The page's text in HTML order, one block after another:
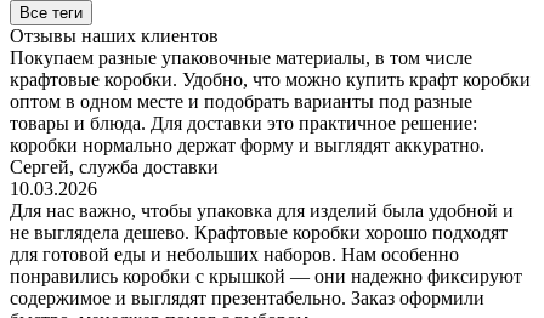
Все теги
Отзывы наших клиентов
Покупаем разные упаковочные материалы, в том числе
крафтовые коробки. Удобно, что можно купить крафт коробки
оптом в одном месте и подобрать варианты под разные
товары и блюда. Для доставки это практичное решение:
коробки нормально держат форму и выглядят аккуратно.
Сергей, служба доставки
10.03.2026
Для нас важно, чтобы упаковка для изделий была удобной и
не выглядела дешево. Крафтовые коробки хорошо подходят
для готовой еды и небольших наборов. Нам особенно
понравились коробки с крышкой — они надежно фиксируют
содержимое и выглядят презентабельно. Заказ оформили